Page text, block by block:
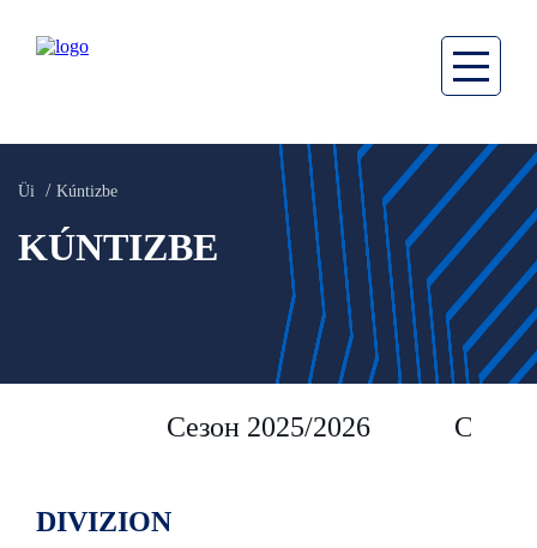
Üi Kúntizbe
KÚNTIZBE
Сезон 2025/2026 Сезон
DIVIZION